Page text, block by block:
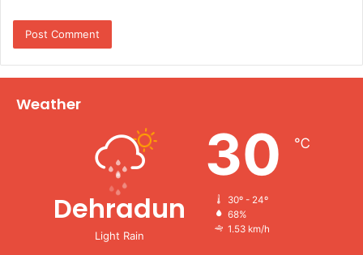
Weather
Dehradun
Light Rain
30 ℃
30º - 24º
68%
1.53 km/h